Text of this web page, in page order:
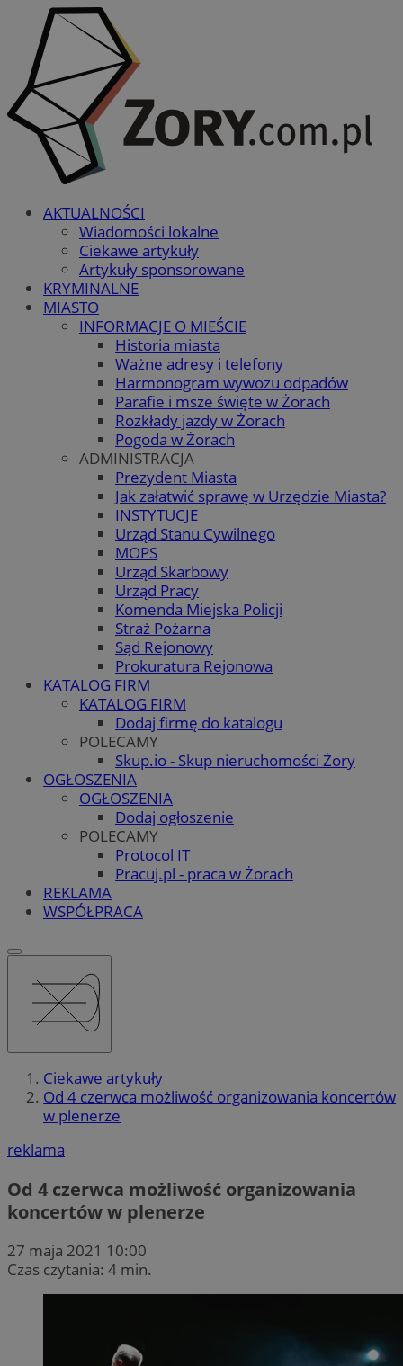
AKTUALNOŚCI
Wiadomości lokalne
Ciekawe artykuły
Artykuły sponsorowane
KRYMINALNE
MIASTO
INFORMACJE O MIEŚCIE
Historia miasta
Ważne adresy i telefony
Harmonogram wywozu odpadów
Parafie i msze święte w Żorach
Rozkłady jazdy w Żorach
Pogoda w Żorach
ADMINISTRACJA
Prezydent Miasta
Jak załatwić sprawę w Urzędzie Miasta?
INSTYTUCJE
Urząd Stanu Cywilnego
MOPS
Urząd Skarbowy
Urząd Pracy
Komenda Miejska Policji
Straż Pożarna
Sąd Rejonowy
Prokuratura Rejonowa
KATALOG FIRM
KATALOG FIRM
Dodaj firmę do katalogu
POLECAMY
Skup.io - Skup nieruchomości Żory
OGŁOSZENIA
OGŁOSZENIA
Dodaj ogłoszenie
POLECAMY
Protocol IT
Pracuj.pl - praca w Żorach
REKLAMA
WSPÓŁPRACA
Ciekawe artykuły
Od 4 czerwca możliwość organizowania koncertów
w plenerze
reklama
Od 4 czerwca możliwość organizowania
koncertów w plenerze
27 maja 2021 10:00
Czas czytania: 4 min.